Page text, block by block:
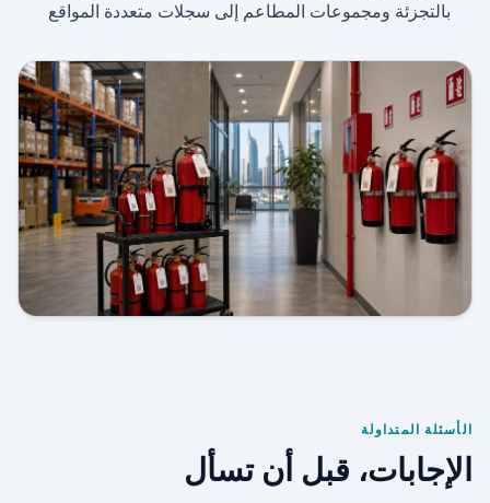
بالتجزئة ومجموعات المطاعم إلى سجلات متعددة المواقع
الأسئلة المتداولة
الإجابات، قبل أن تسأل